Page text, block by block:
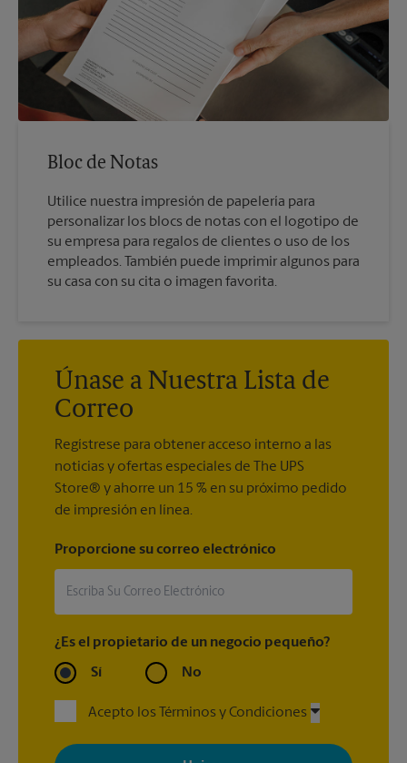
Bloc de Notas
Utilice nuestra impresión de papelería para
personalizar los blocs de notas con el logotipo de
su empresa para regalos de clientes o uso de los
empleados. También puede imprimir algunos para
su casa con su cita o imagen favorita.
Únase a Nuestra Lista de
Correo
Regístrese para obtener acceso interno a las
noticias y ofertas especiales de The UPS
Store® y ahorre un 15 % en su próximo pedido
de impresión en línea.
Proporcione su correo electrónico
¿Es el propietario de un negocio pequeño?
Sí No
Acepto los Términos y Condiciones
Al registrarse, acepta recibir correos electrónicos de The UPS
Store con noticias, ofertas especiales, promociones y mensajes